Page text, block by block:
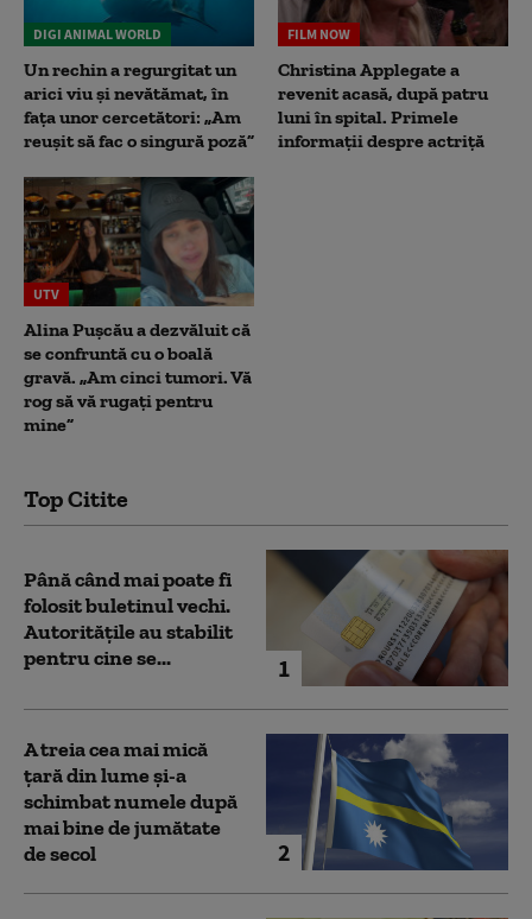
DIGI ANIMAL WORLD
Un rechin a regurgitat un
arici viu și nevătămat, în
fața unor cercetători: „Am
reușit să fac o singură poză”
FILM NOW
Christina Applegate a
revenit acasă, după patru
luni în spital. Primele
informații despre actriță
UTV
Alina Pușcău a dezvăluit că
se confruntă cu o boală
gravă. „Am cinci tumori. Vă
rog să vă rugați pentru
mine”
Top Citite
1
Până când mai poate fi
folosit buletinul vechi.
Autoritățile au stabilit
pentru cine se...
2
A treia cea mai mică
țară din lume și-a
schimbat numele după
mai bine de jumătate
de secol